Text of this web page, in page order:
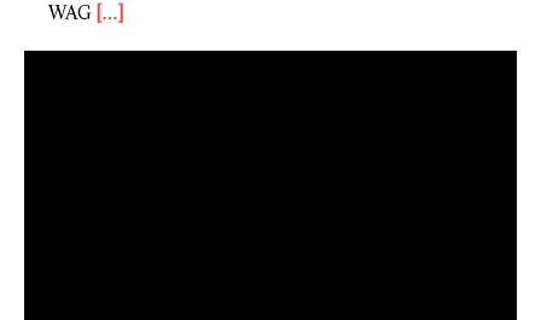
WAG […]